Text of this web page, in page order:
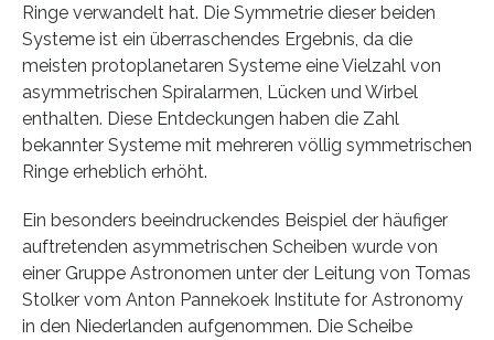
Ringe verwandelt hat. Die Symmetrie dieser beiden
Systeme ist ein überraschendes Ergebnis, da die
meisten protoplanetaren Systeme eine Vielzahl von
asymmetrischen Spiralarmen, Lücken und Wirbel
enthalten. Diese Entdeckungen haben die Zahl
bekannter Systeme mit mehreren völlig symmetrischen
Ringe erheblich erhöht.
Ein besonders beeindruckendes Beispiel der häufiger
auftretenden asymmetrischen Scheiben wurde von
einer Gruppe Astronomen unter der Leitung von Tomas
Stolker vom Anton Pannekoek Institute for Astronomy
in den Niederlanden aufgenommen. Die Scheibe